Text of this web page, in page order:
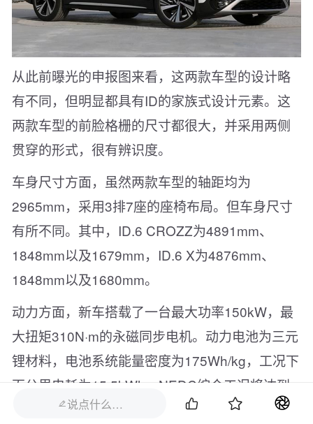
从此前曝光的申报图来看，这两款车型的设计略
有不同，但明显都具有ID的家族式设计元素。这
两款车型的前脸格栅的尺寸都很大，并采用两侧
贯穿的形式，很有辨识度。
车身尺寸方面，虽然两款车型的轴距均为
2965mm，采用3排7座的座椅布局。但车身尺寸
有所不同。其中，ID.6 CROZZ为4891mm、
1848mm以及1679mm，ID.6 X为4876mm、
1848mm以及1680mm。
动力方面，新车搭载了一台最大功率150kW，最
大扭矩310N·m的永磁同步电机。动力电池为三元
锂材料，电池系统能量密度为175Wh/kg，工况下
百公里电耗为15.5kWh，NEDC综合工况将达到
588km。
说点什么…  